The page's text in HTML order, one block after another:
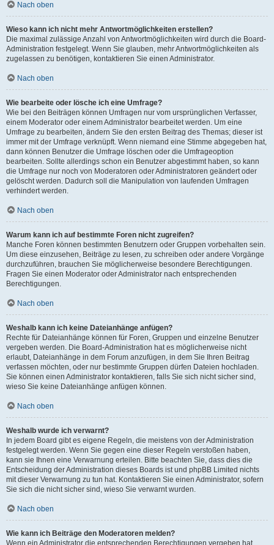
Nach oben
Wieso kann ich nicht mehr Antwortmöglichkeiten erstellen?
Die maximal zulässige Anzahl von Antwortmöglichkeiten wird durch die Board-
Administration festgelegt. Wenn Sie glauben, mehr Antwortmöglichkeiten als
zugelassen zu benötigen, kontaktieren Sie einen Administrator.
Nach oben
Wie bearbeite oder lösche ich eine Umfrage?
Wie bei den Beiträgen können Umfragen nur vom ursprünglichen Verfasser,
einem Moderator oder einem Administrator bearbeitet werden. Um eine
Umfrage zu bearbeiten, ändern Sie den ersten Beitrag des Themas; dieser ist
immer mit der Umfrage verknüpft. Wenn niemand eine Stimme abgegeben hat,
dann können Benutzer die Umfrage löschen oder die Umfrageoption
bearbeiten. Sollte allerdings schon ein Benutzer abgestimmt haben, so kann
die Umfrage nur noch von Moderatoren oder Administratoren geändert oder
gelöscht werden. Dadurch soll die Manipulation von laufenden Umfragen
verhindert werden.
Nach oben
Warum kann ich auf bestimmte Foren nicht zugreifen?
Manche Foren können bestimmten Benutzern oder Gruppen vorbehalten sein.
Um diese einzusehen, Beiträge zu lesen, zu schreiben oder andere Vorgänge
durchzuführen, brauchen Sie möglicherweise besondere Berechtigungen.
Fragen Sie einen Moderator oder Administrator nach entsprechenden
Berechtigungen.
Nach oben
Weshalb kann ich keine Dateianhänge anfügen?
Rechte für Dateianhänge können für Foren, Gruppen und einzelne Benutzer
vergeben werden. Die Board-Administration hat es möglicherweise nicht
erlaubt, Dateianhänge in dem Forum anzufügen, in dem Sie Ihren Beitrag
verfassen möchten, oder nur bestimmte Gruppen dürfen Dateien hochladen.
Sie können einen Administrator kontaktieren, falls Sie sich nicht sicher sind,
wieso Sie keine Dateianhänge anfügen können.
Nach oben
Weshalb wurde ich verwarnt?
In jedem Board gibt es eigene Regeln, die meistens von der Administration
festgelegt werden. Wenn Sie gegen eine dieser Regeln verstoßen haben,
kann sie Ihnen eine Verwarnung erteilen. Bitte beachten Sie, dass dies die
Entscheidung der Administration dieses Boards ist und phpBB Limited nichts
mit dieser Verwarnung zu tun hat. Kontaktieren Sie einen Administrator, sofern
Sie sich die nicht sicher sind, wieso Sie verwarnt wurden.
Nach oben
Wie kann ich Beiträge den Moderatoren melden?
Wenn ein Administrator die entsprechenden Berechtigungen vergeben hat,